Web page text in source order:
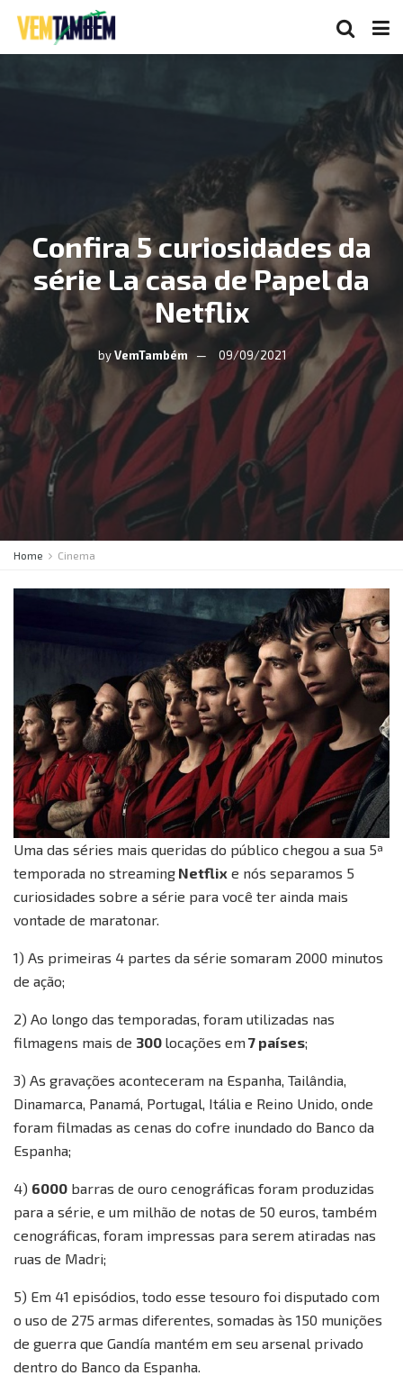
Confira 5 curiosidades da
série La casa de Papel da
Netflix
by VemTambém 09/09/2021
Home Cinema
Uma das séries mais queridas do público chegou a sua 5ª
temporada no streaming Netflix e nós separamos 5
curiosidades sobre a série para você ter ainda mais
vontade de maratonar.
1) As primeiras 4 partes da série somaram 2000 minutos
de ação;
2) Ao longo das temporadas, foram utilizadas nas
filmagens mais de 300 locações em 7 países;
3) As gravações aconteceram na Espanha, Tailândia,
Dinamarca, Panamá, Portugal, Itália e Reino Unido, onde
foram filmadas as cenas do cofre inundado do Banco da
Espanha;
4) 6000 barras de ouro cenográficas foram produzidas
para a série, e um milhão de notas de 50 euros, também
cenográficas, foram impressas para serem atiradas nas
ruas de Madri;
5) Em 41 episódios, todo esse tesouro foi disputado com
o uso de 275 armas diferentes, somadas às 150 munições
de guerra que Gandía mantém em seu arsenal privado
dentro do Banco da Espanha.